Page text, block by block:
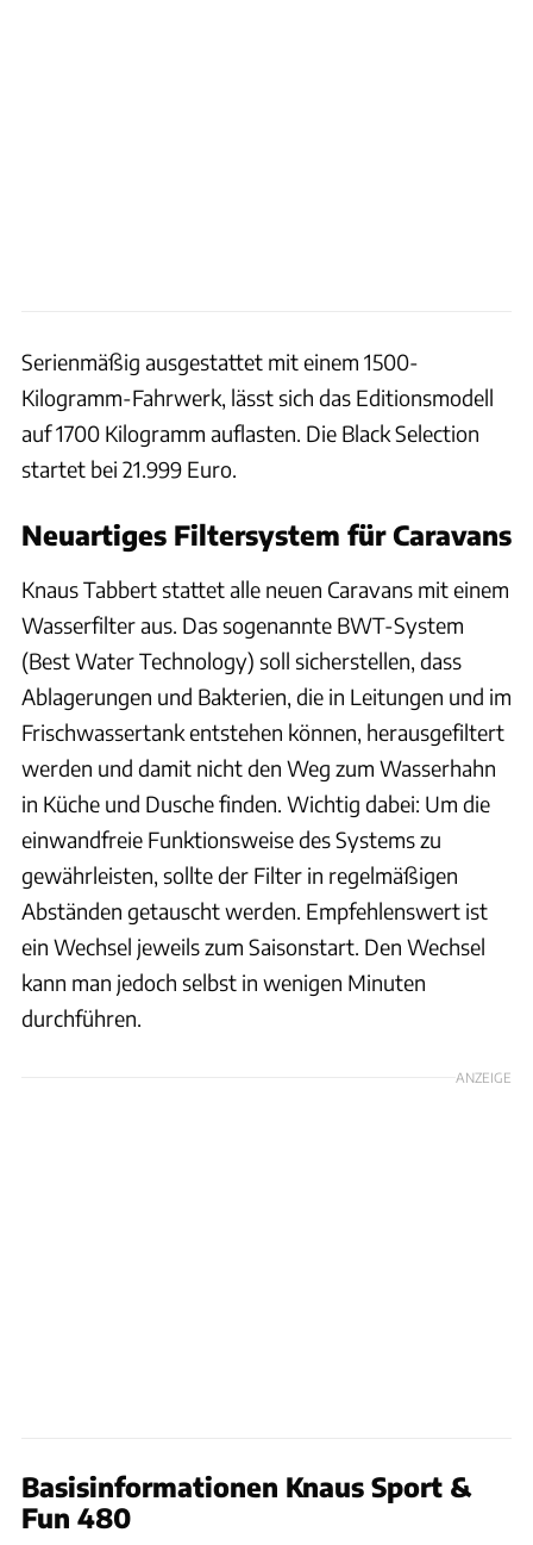
Serienmäßig ausgestattet mit einem 1500-
Kilogramm-Fahrwerk, lässt sich das Editionsmodell
auf 1700 Kilogramm auflasten. Die Black Selection
startet bei 21.999 Euro.
Neuartiges Filtersystem für Caravans
Knaus Tabbert stattet alle neuen Caravans mit einem
Wasserfilter aus. Das sogenannte BWT-System
(Best Water Technology) soll sicherstellen, dass
Ablagerungen und Bakterien, die in Leitungen und im
Frischwassertank entstehen können, herausgefiltert
werden und damit nicht den Weg zum Wasserhahn
in Küche und Dusche finden. Wichtig dabei: Um die
einwandfreie Funktionsweise des Systems zu
gewährleisten, sollte der Filter in regelmäßigen
Abständen getauscht werden. Empfehlenswert ist
ein Wechsel jeweils zum Saisonstart. Den Wechsel
kann man jedoch selbst in wenigen Minuten
durchführen.
ANZEIGE
Basisinformationen Knaus Sport &
Fun 480